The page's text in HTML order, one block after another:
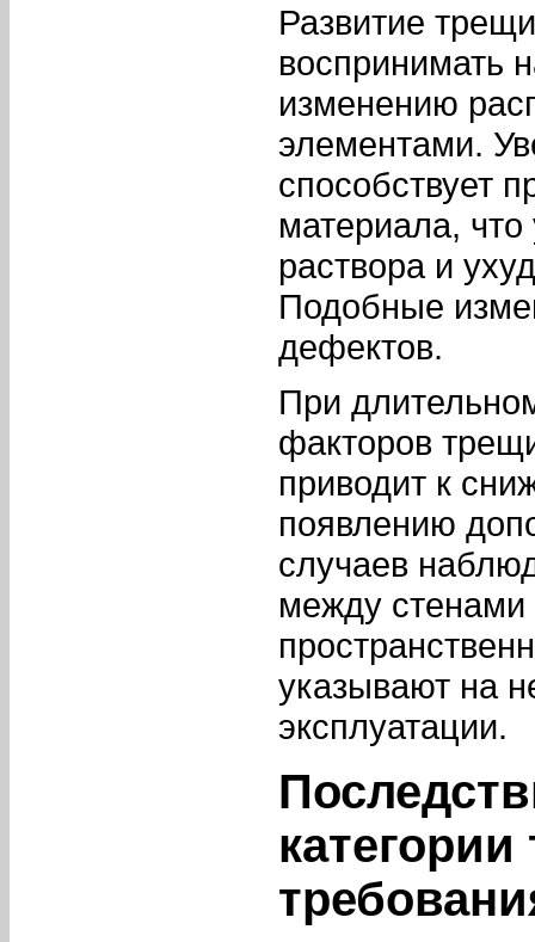
Развитие
воспринимать
изменению
элементами.
способствует
материала,
раствора и
Подобные
дефектов.
При
факторов
приводит к
появлению
случаев
между стенами
указывают на
эксплуатации.
категории